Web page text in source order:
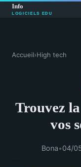
Accueil›High tech
Trouvez
vos
Bona•04/